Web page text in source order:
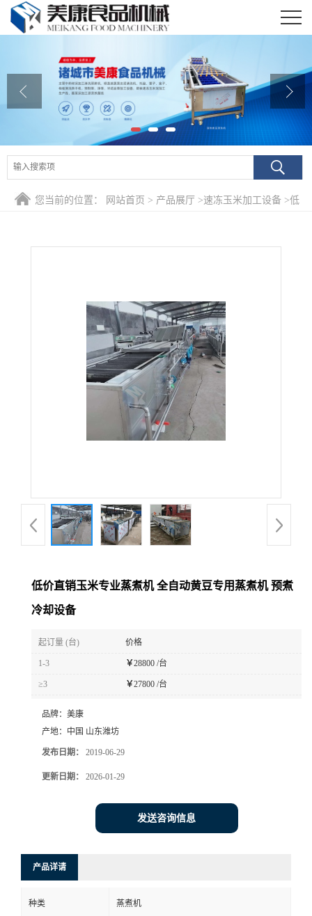
公司介绍
公司动态
产品展厅
联系我们
您当前的位置： 网站首页 > 产品展厅 >速冻玉米加工设备 >低
低价直销玉米专业蒸煮机 全自动黄豆专用蒸煮机 预煮
冷却设备
起订量 (台) 价格
1-3 ￥28800 /台
≥3 ￥27800 /台
品牌： 美康
产地： 中国 山东潍坊
发布日期： 2019-06-29
更新日期： 2026-01-29
发送咨询信息
产品详请
种类 蒸煮机